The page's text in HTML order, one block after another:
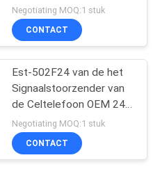
Waaiercel Stoorzender
est-502F22 22
Banden44w Totale
Negotiating MOQ:1 stuk
CONTACT
Est-502F24 van de het
Signaalstoorzender van
de Celtelefoon OEM 24
verbindt Al Draadloze
Signaalblocker
Negotiating MOQ:1 stuk
CONTACT